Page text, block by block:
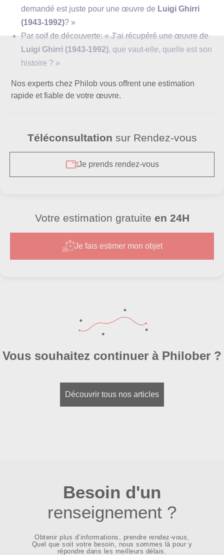
demandé est juste pour une œuvre de Luigi Ghirri
(1943-1992)? »
Par soif de découverte: « J’ai récupéré une œuvre de
Luigi Ghirri (1943-1992), que vaut-elle, quelle est son
histoire ? »
Nos experts chez Philob vous offrent une estimation
rapide et fiable de votre œuvre.
Téléconsultation sur Rendez-vous
Je prends rendez-vous
Votre estimation gratuite en 24H
Je fais estimer mon objet
Vous souhaitez continuer à Philober ?
Découvrir tous nos articles
Besoin d'un
renseignement ?
Obtenir plus d’informations, prendre rendez-vous,
Quel que soit votre besoin, nous sommes là pour y
répondre dans les meilleurs délais.